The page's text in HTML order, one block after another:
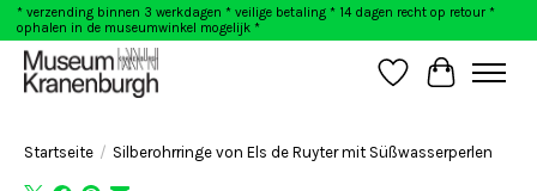
* verzending binnen 3 werkdagen * veilige betaling * 14 dagen recht op retour *
ophalen in de museumwinkel mogelijk *
Wunschzettel
Ihr
Startseite / Silberohrringe von Els de Ruyter mit Süßwasserperlen